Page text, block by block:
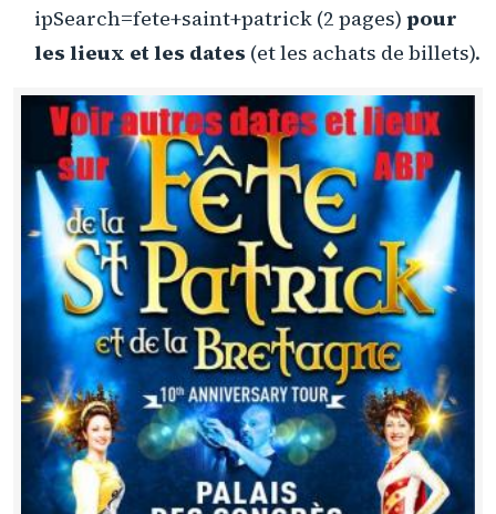
ipSearch=fete+saint+patrick (2 pages)pour
les lieux et les dates (et les achats de billets).